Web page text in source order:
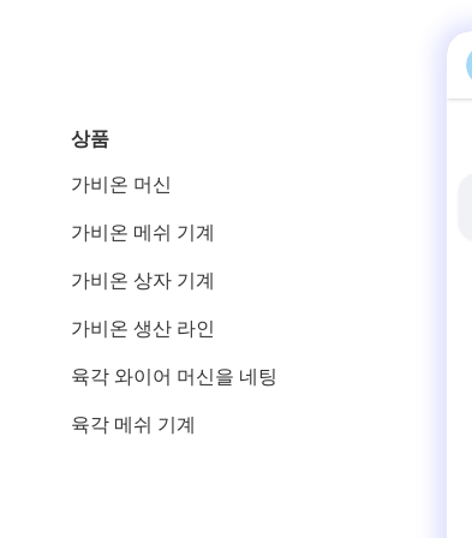
상품
가비온 머신
가비온 메쉬 기계
가비온 상자 기계
가비온 생산 라인
육각 와이어 머신을 네팅
육각 메쉬 기계